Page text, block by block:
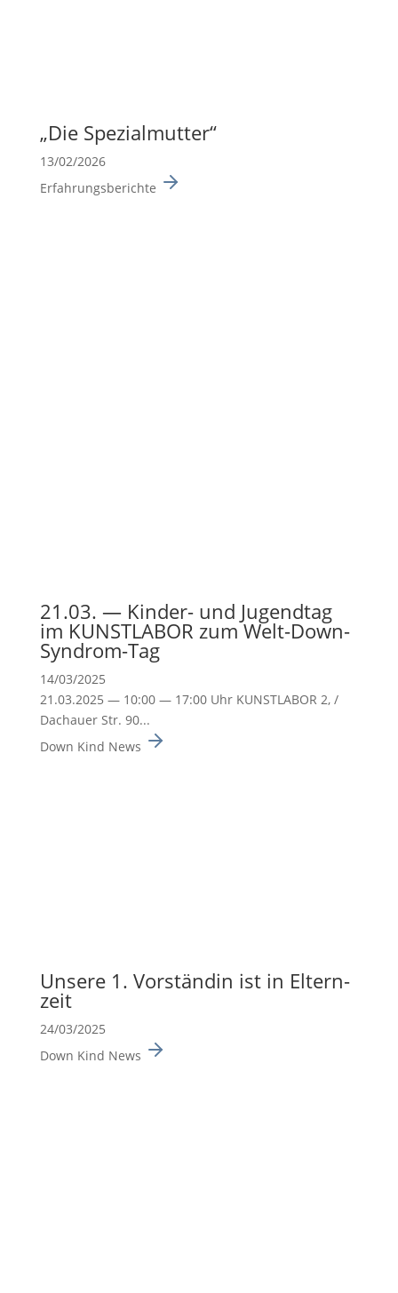
„Die Spezi­al­mutter“
13/02/2026
Erfahrungsberichte
21.03. — Kinder- und Jugendtag
im KUNSTLABOR zum Welt-Down-
Syndrom-Tag
14/03/2025
21.03.2025 — 10:00 — 17:00 Uhr KUNSTLABOR 2, /
Dachauer Str. 90...
Down Kind News
Unsere 1. Vorständin ist in Eltern­
zeit
24/03/2025
Down Kind News